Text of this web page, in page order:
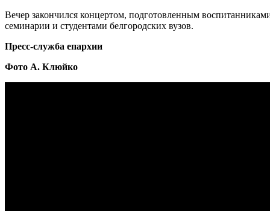
Вечер закончился концертом, подготовленным
семинарии и студентами белгородских вузов.
Пресс-служба епархии
Фото А. Клюйко